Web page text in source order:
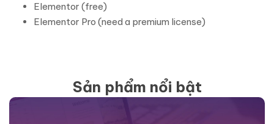
Elementor (free)
Elementor Pro (need a premium license)
Sản phẩm nổi bật